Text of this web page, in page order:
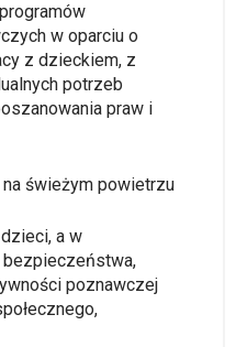
w oparciu o
z dzieckiem, z
potrzeb
praw i
świeżym powietrzu
a w
poznawczej